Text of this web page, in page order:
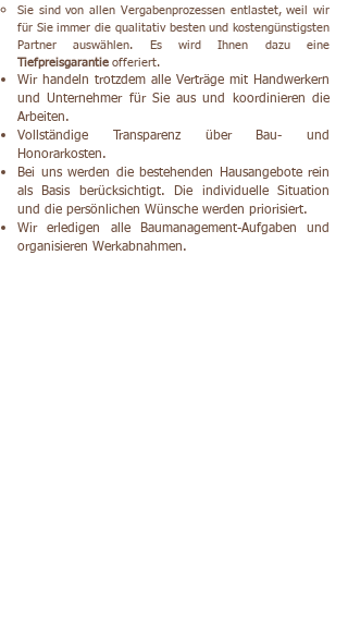
Sie sind von allen Vergabenprozessen entlastet, weil wir
für Sie immer die qualitativ besten und kostengünstigsten
Partner auswählen. Es wird Ihnen dazu eine
Tiefpreisgarantie offeriert.
Wir handeln trotzdem alle Verträge mit Handwerkern
und Unternehmer für Sie aus und koordinieren die
Arbeiten.
Vollständige Transparenz über Bau- und
Honorarkosten.
Bei uns werden die bestehenden Hausangebote rein
als Basis berücksichtigt. Die individuelle Situation
und die persönlichen Wünsche werden priorisiert.
Wir erledigen alle Baumanagement-Aufgaben und
organisieren Werkabnahmen.